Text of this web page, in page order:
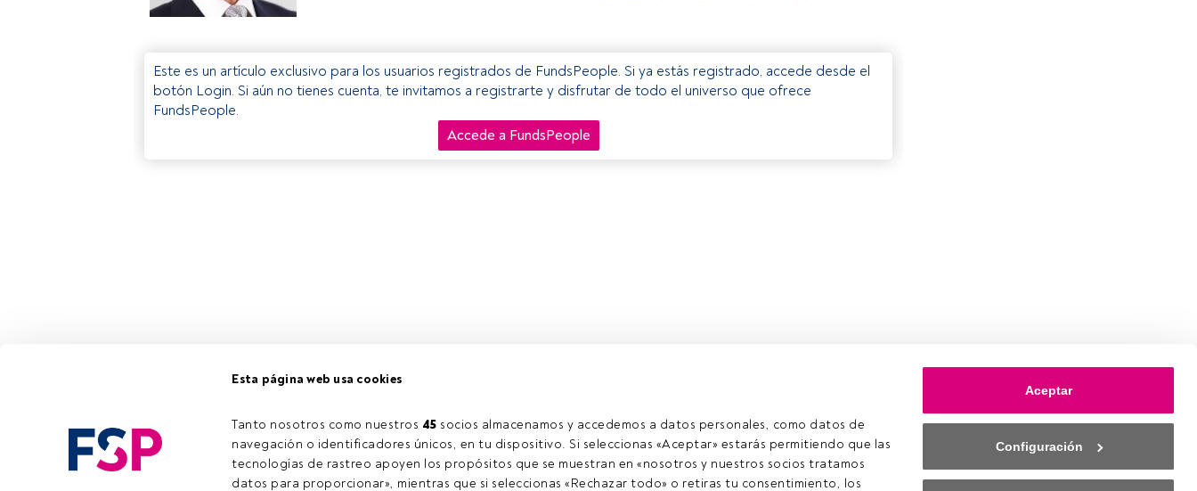
Esta página web usa cookies
Tanto nosotros como nuestros 45 socios almacenamos y accedemos a datos personales, como datos de
navegación o identificadores únicos, en tu dispositivo. Si seleccionas «Aceptar» estarás permitiendo que las
tecnologías de rastreo apoyen los propósitos que se muestran en «nosotros y nuestros socios tratamos
datos para proporcionar», mientras que si seleccionas «Rechazar todo» o retiras tu consentimiento, los
Aceptar
Configuración
Este es un artículo exclusivo para los usuarios registrados de FundsPeople. Si ya estás registrado, accede desde el
botón Login. Si aún no tienes cuenta, te invitamos a registrarte y disfrutar de todo el universo que ofrece
FundsPeople.
Accede a FundsPeople